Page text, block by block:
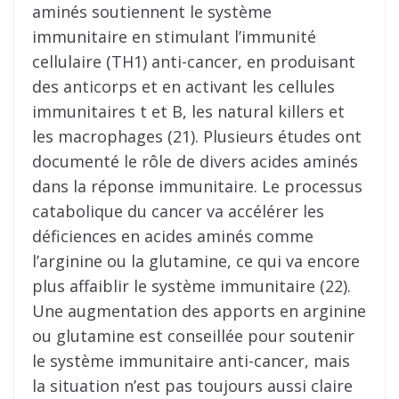
aminés soutiennent le système
immunitaire en stimulant l’immunité
cellulaire (TH1) anti-cancer, en produisant
des anticorps et en activant les cellules
immunitaires t et B, les natural killers et
les macrophages (21). Plusieurs études ont
documenté le rôle de divers acides aminés
dans la réponse immunitaire. Le processus
catabolique du cancer va accélérer les
déficiences en acides aminés comme
l’arginine ou la glutamine, ce qui va encore
plus affaiblir le système immunitaire (22).
Une augmentation des apports en arginine
ou glutamine est conseillée pour soutenir
le système immunitaire anti-cancer, mais
la situation n’est pas toujours aussi claire